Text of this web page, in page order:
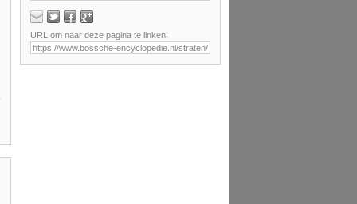
URL om naar deze pagina te linken: